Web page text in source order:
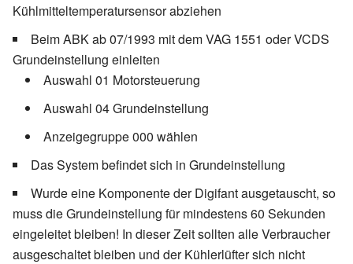
Kühlmitteltemperatursensor abziehen
Beim ABK ab 07/1993 mit dem VAG 1551 oder VCDS
Grundeinstellung einleiten
Auswahl 01 Motorsteuerung
Auswahl 04 Grundeinstellung
Anzeigegruppe 000 wählen
Das System befindet sich in Grundeinstellung
Wurde eine Komponente der Digifant ausgetauscht, so
muss die Grundeinstellung für mindestens 60 Sekunden
eingeleitet bleiben! In dieser Zeit sollten alle Verbraucher
ausgeschaltet bleiben und der Kühlerlüfter sich nicht